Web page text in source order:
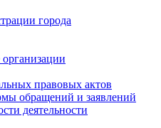
города
правовых актов
обращений и заявлений
деятельности